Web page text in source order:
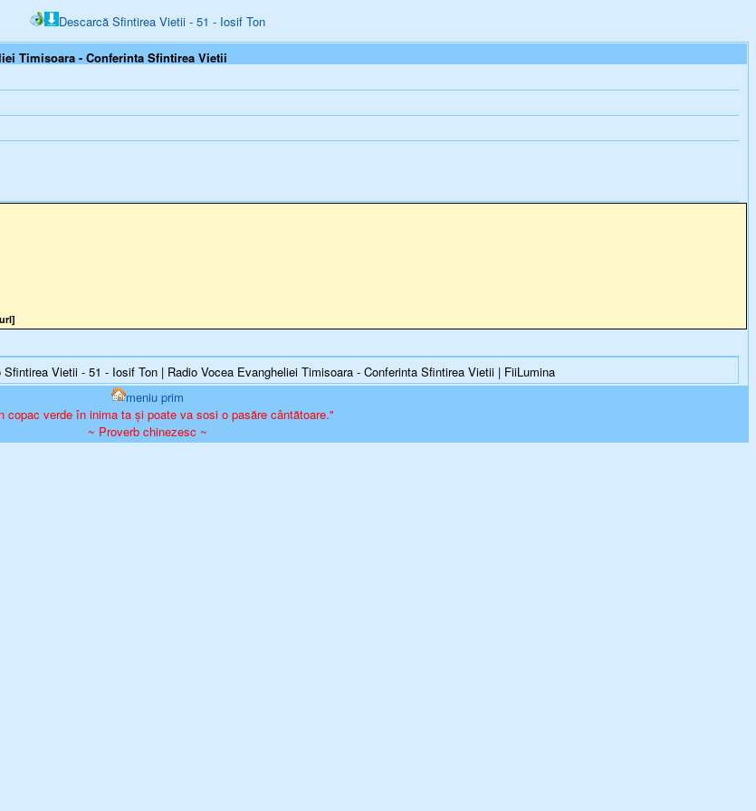
Descarcă Sfintirea Vietii - 51 - Iosif Ton
Timisoara - Conferinta Sfintirea Vietii
Vietii - 51 - Iosif Ton | Radio Vocea Evangheliei Timisoara - Conferinta Sfintirea Vietii | FiiLumina
meniu prim
copac verde în inima ta și poate va sosi o pasăre cântătoare."
~ Proverb chinezesc ~